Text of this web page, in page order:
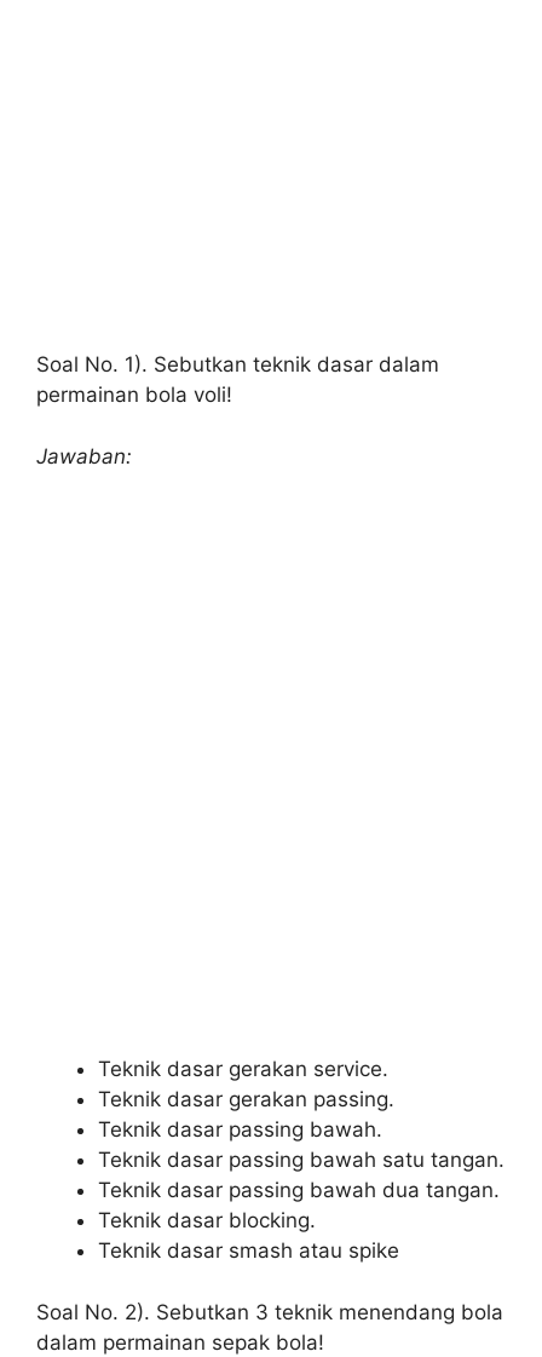
Soal No. 1). Sebutkan teknik dasar dalam
permainan bola voli!
Jawaban:
Teknik dasar gerakan service.
Teknik dasar gerakan passing.
Teknik dasar passing bawah.
Teknik dasar passing bawah satu tangan.
Teknik dasar passing bawah dua tangan.
Teknik dasar blocking.
Teknik dasar smash atau spike
Soal No. 2). Sebutkan 3 teknik menendang bola
dalam permainan sepak bola!